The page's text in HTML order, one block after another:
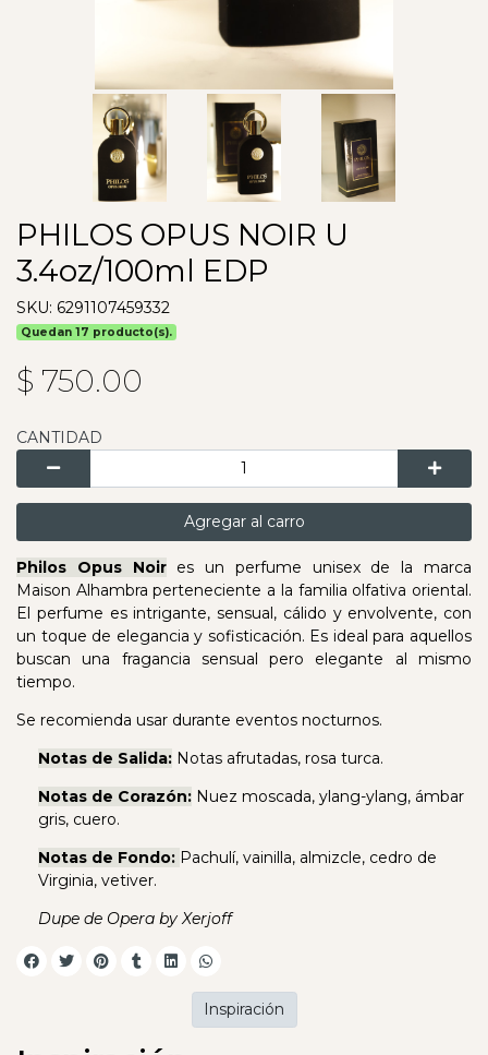
PHILOS OPUS NOIR U
3.4oz/100ml EDP
SKU: 6291107459332
Quedan 17 producto(s).
$ 750.00
CANTIDAD
Agregar al carro
Philos Opus Noires un perfume unisex de la marca
Maison Alhambra perteneciente a la familia olfativa oriental.
El perfume es intrigante, sensual, cálido y envolvente, con
un toque de elegancia y sofisticación. Es ideal para aquellos
buscan una fragancia sensual pero elegante al mismo
tiempo.
Se recomienda usar durante eventos nocturnos.
Notas de Salida: Notas afrutadas, rosa turca.
Notas de Corazón: Nuez moscada, ylang-ylang, ámbar
gris, cuero.
Notas de Fondo: Pachulí, vainilla, almizcle, cedro de
Virginia, vetiver.
Dupe de Opera by Xerjoff
Inspiración